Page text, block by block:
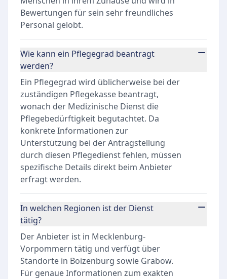
Bewertungen für sein sehr freundliches
Personal gelobt.
Wie kann ein Pflegegrad beantragt
werden?
Ein Pflegegrad wird üblicherweise bei der
zuständigen Pflegekasse beantragt,
wonach der Medizinische Dienst die
Pflegebedürftigkeit begutachtet. Da
konkrete Informationen zur
Unterstützung bei der Antragstellung
durch diesen Pflegedienst fehlen, müssen
spezifische Details direkt beim Anbieter
erfragt werden.
In welchen Regionen ist der Dienst
tätig?
Der Anbieter ist in Mecklenburg-
Vorpommern tätig und verfügt über
Standorte in Boizenburg sowie Grabow.
Für genaue Informationen zum exakten